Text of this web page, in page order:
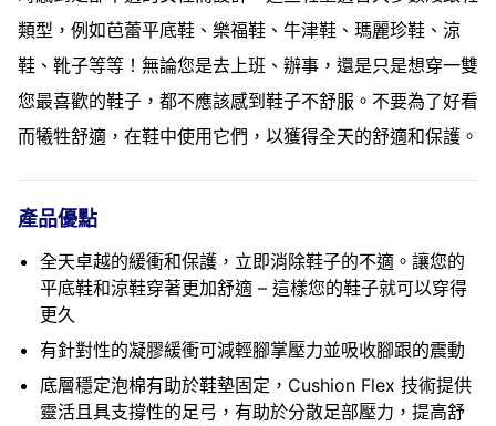
類型，例如芭蕾平底鞋、樂福鞋、牛津鞋、瑪麗珍鞋、涼
鞋、靴子等等！無論您是去上班、辦事，還是只是想穿一雙
您最喜歡的鞋子，都不應該感到鞋子不舒服。不要為了好看
而犧牲舒適，在鞋中使用它們，以獲得全天的舒適和保護。
產品優點
全天卓越的緩衝和保護，立即消除鞋子的不適。讓您的
平底鞋和涼鞋穿著更加舒適 – 這樣您的鞋子就可以穿得
更久
有針對性的凝膠緩衝可減輕腳掌壓力並吸收腳跟的震動
底層穩定泡棉有助於鞋墊固定，Cushion Flex 技術提供
靈活且具支撐性的足弓，有助於分散足部壓力，提高舒